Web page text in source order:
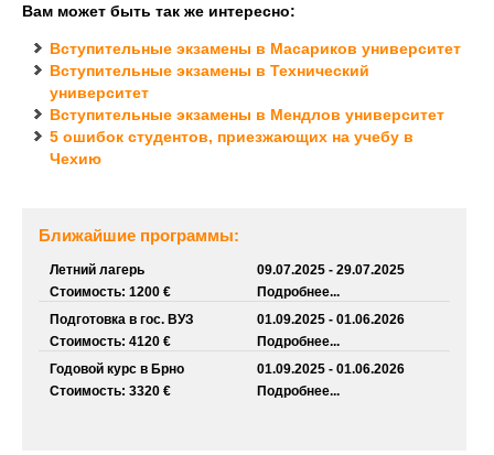
Вам может быть так же интересно:
Вступительные экзамены в Масариков университет
Вступительные экзамены в Технический
университет
Вступительные экзамены в Мендлов университет
5 ошибок студентов, приезжающих на учебу в
Чехию
Ближайшие программы:
Летний лагерь
Стоимость: 1200 €
09.07.2025 - 29.07.2025
Подробнее...
Подготовка в гос. ВУЗ
Стоимость: 4120 €
01.09.2025 - 01.06.2026
Подробнее...
Годовой курс в Брно
Стоимость: 3320 €
01.09.2025 - 01.06.2026
Подробнее...